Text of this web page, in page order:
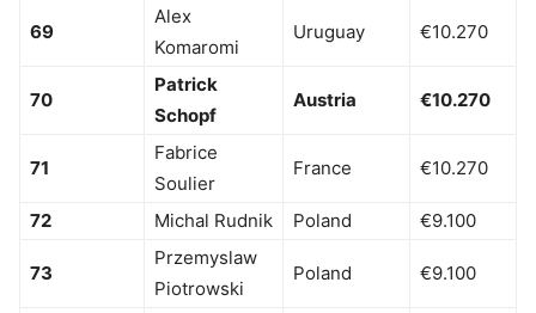
69
Alex
Komaromi
Uruguay €10.270
70
Patrick
Schopf
Austria €10.270
71
Fabrice
Soulier
France €10.270
72 Michal Rudnik Poland €9.100
73
Przemyslaw
Piotrowski
Poland €9.100